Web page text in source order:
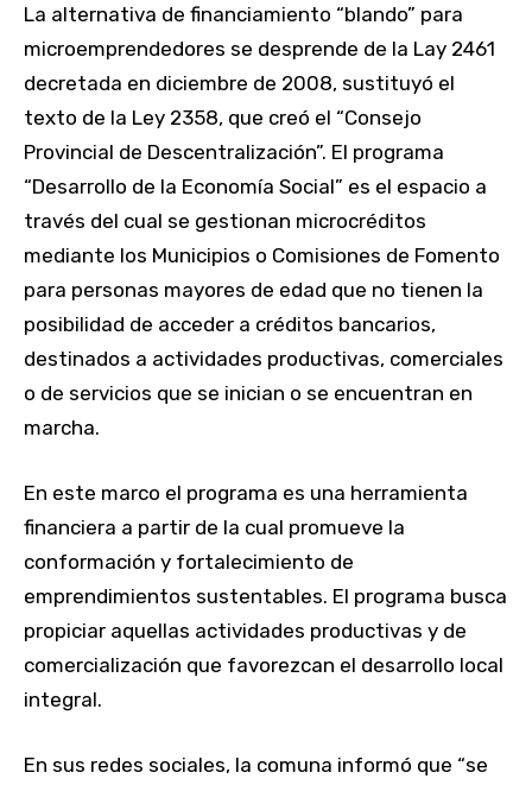
La alternativa de financiamiento “blando” para
microemprendedores se desprende de la Lay 2461
decretada en diciembre de 2008, sustituyó el
texto de la Ley 2358, que creó el “Consejo
Provincial de Descentralización”. El programa
“Desarrollo de la Economía Social” es el espacio a
través del cual se gestionan microcréditos
mediante los Municipios o Comisiones de Fomento
para personas mayores de edad que no tienen la
posibilidad de acceder a créditos bancarios,
destinados a actividades productivas, comerciales
o de servicios que se inician o se encuentran en
marcha.
En este marco el programa es una herramienta
financiera a partir de la cual promueve la
conformación y fortalecimiento de
emprendimientos sustentables. El programa busca
propiciar aquellas actividades productivas y de
comercialización que favorezcan el desarrollo local
integral.
En sus redes sociales, la comuna informó que “se